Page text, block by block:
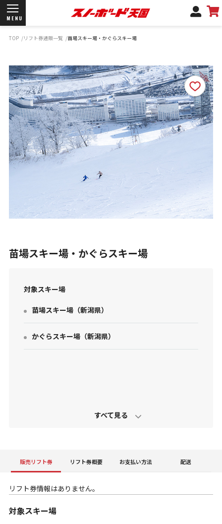
MENU
ブランド一覧
お知らせ
よくあるご質問
商品保証
サポートデスク
弊社名義の郵便について
ログイン
TOP リフト券通販一覧 苗場スキー場・かぐらスキー場
苗場スキー場・かぐらスキー場
対象スキー場
苗場スキー場（新潟県）
かぐらスキー場（新潟県）
販売リフト券 リフト券概要 お支払い方法 配送
リフト券情報はありません。
対象スキー場